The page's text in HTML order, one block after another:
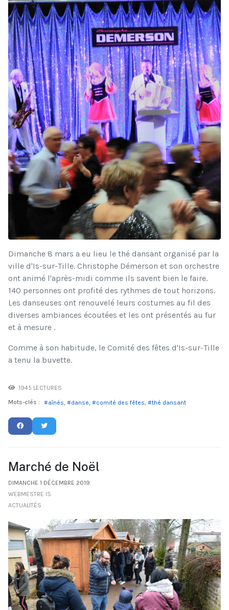
Dimanche 8 mars a eu lieu le thé dansant organisé par la
ville d'Is-sur-Tille. Christophe Démerson et son orchestre
ont animé l'après-midi comme ils savent bien le faire.
140 personnes ont profité des rythmes de tout horizons.
Les danseuses ont renouvelé leurs costumes au fil des
diverses ambiances écoutées et les ont présentés au fur
et à mesure .
Comme à son habitude, le Comité des fêtes d'Is-sur-Tille
a tenu la buvette.
1945 LECTURES
Mots-clés :
aînés danse comité des fêtes thé dansant
Marché de Noël
DIMANCHE 1 DÉCEMBRE 2019
WEBMESTRE IS
ACTUALITÉS